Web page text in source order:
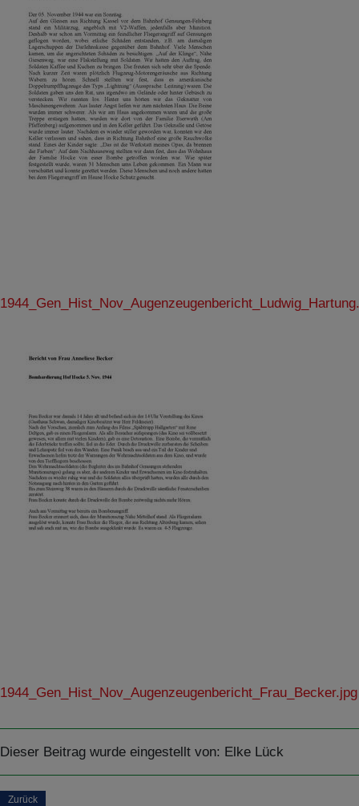
1944_Gen_Hist_Nov_Augenzeugenbericht_Frau_Becker.jpg
Dieser Beitrag wurde eingestellt von: Elke Lück
Zurück